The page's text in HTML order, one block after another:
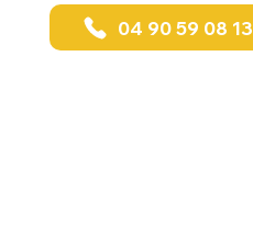
04 90 59 08 13